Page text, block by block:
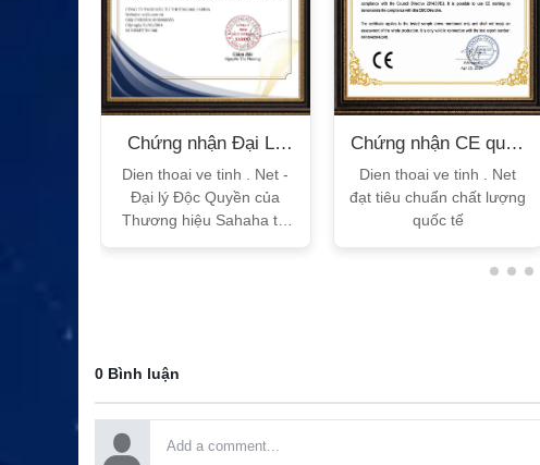
Chứng nhận Đại Lý
Sahaha
Dien thoai ve tinh . Net -
Đại lý Độc Quyền của
Thương hiệu Sahaha tại
Chứng nhận CE quốc
tế
Dien thoai ve tinh . Net
đạt tiêu chuẩn chất lượng
quốc tế
0 Bình luận